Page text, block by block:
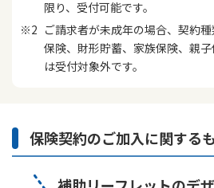
限り、受付可能です。
ご請求者が未成年の場合、契約
保険、財形貯蓄、家族保険、親
は受付対象外です。
保険契約のご加入に関する